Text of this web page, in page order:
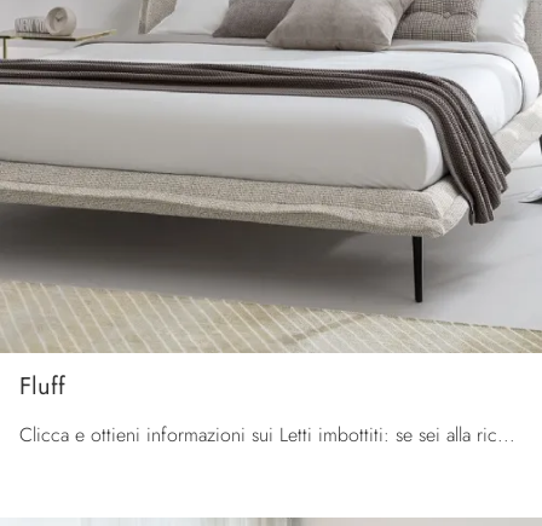
Fluff
Clicca e ottieni informazioni sui Letti imbottiti: se sei alla ricerca di modelli matrimoniali design, il modello Fluff Calligaris fa per te.